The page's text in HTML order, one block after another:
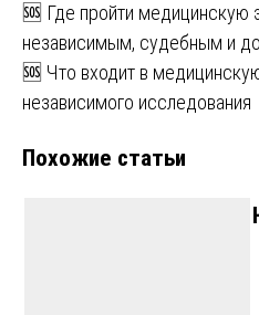
Навигация
по
записям
🆘 Где пройти медицинскую
независимым, судебным и
🆘 Что входит в
независимого исследования
Похожие статьи